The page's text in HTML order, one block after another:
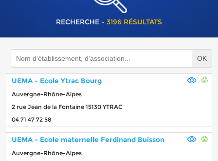
RECHERCHE - 3196 RÉSULTATS
OK
UEMA - Ecole Ytrac Bourg
Auvergne-Rhône-Alpes
2 rue Jean de la Fontaine 15130 YTRAC
04 71 47 72 58
UEMA - Ecole maternelle Ferdinand Buisson
Auvergne-Rhône-Alpes